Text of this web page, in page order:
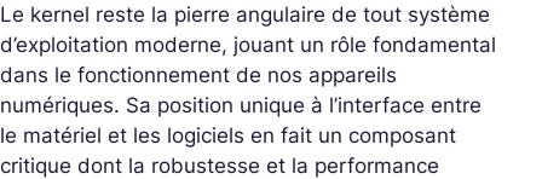
Le kernel reste la pierre angulaire de tout système
d’exploitation moderne, jouant un rôle fondamental
dans le fonctionnement de nos appareils
numériques. Sa position unique à l’interface entre
le matériel et les logiciels en fait un composant
critique dont la robustesse et la performance